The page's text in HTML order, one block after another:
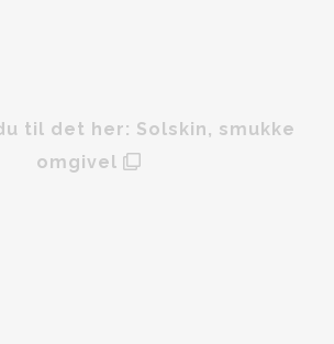
til det her: Solskin, smukke
omgivel